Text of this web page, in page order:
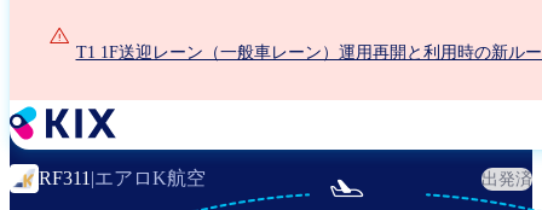
T1 1F送迎レーン（一般車レーン）運用再開と利用時の新ル
RF311 |エアロK航空 出発済
